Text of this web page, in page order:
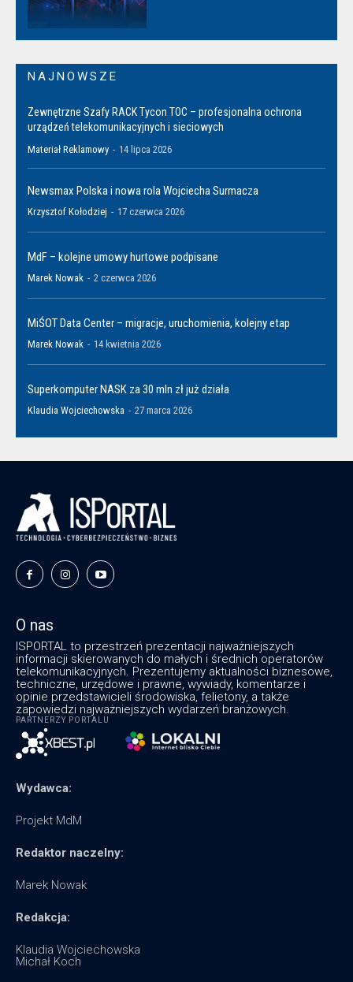
NAJNOWSZE
Zewnętrzne Szafy RACK Tycon TOC – profesjonalna ochrona
urządzeń telekomunikacyjnych i sieciowych
Materiał Reklamowy - 14 lipca 2026
Newsmax Polska i nowa rola Wojciecha Surmacza
Krzysztof Kołodziej - 17 czerwca 2026
MdF – kolejne umowy hurtowe podpisane
Marek Nowak - 2 czerwca 2026
MiŚOT Data Center – migracje, uruchomienia, kolejny etap
Marek Nowak - 14 kwietnia 2026
Superkomputer NASK za 30 mln zł już działa
Klaudia Wojciechowska - 27 marca 2026
O nas
ISPORTAL to przestrzeń prezentacji najważniejszych
informacji skierowanych do małych i średnich operatorów
telekomunikacyjnych. Prezentujemy aktualności biznesowe,
techniczne, urzędowe i prawne, wywiady, komentarze i
opinie przedstawicieli środowiska, felietony, a także
zapowiedzi najważniejszych wydarzeń branżowych.
PARTNERZY PORTALU
Wydawca:
Projekt MdM
Redaktor naczelny:
Marek Nowak
Redakcja:
Klaudia Wojciechowska
Michał Koch